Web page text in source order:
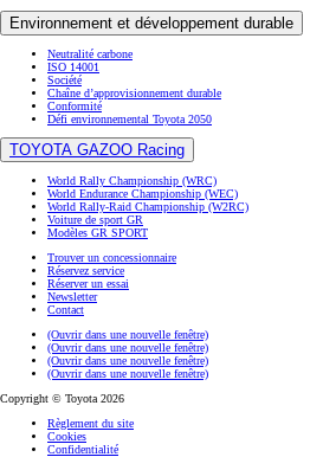
Environnement et développement durable
Neutralité carbone
ISO 14001
Société
Chaîne d’approvisionnement durable
Conformité
Défi environnemental Toyota 2050
TOYOTA GAZOO Racing
World Rally Championship (WRC)
World Endurance Championship (WEC)
World Rally-Raid Championship (W2RC)
Voiture de sport GR
Modèles GR SPORT
Trouver un concessionnaire
Réservez service
Réserver un essai
Newsletter
Contact
(Ouvrir dans une nouvelle fenêtre)
(Ouvrir dans une nouvelle fenêtre)
(Ouvrir dans une nouvelle fenêtre)
(Ouvrir dans une nouvelle fenêtre)
Copyright © Toyota 2026
Règlement du site
Cookies
Confidentialité